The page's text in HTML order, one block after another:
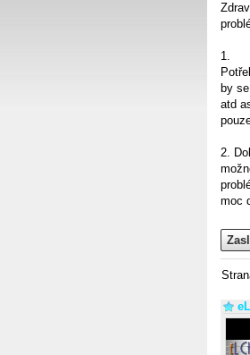
1.
by
atd
2.
moc